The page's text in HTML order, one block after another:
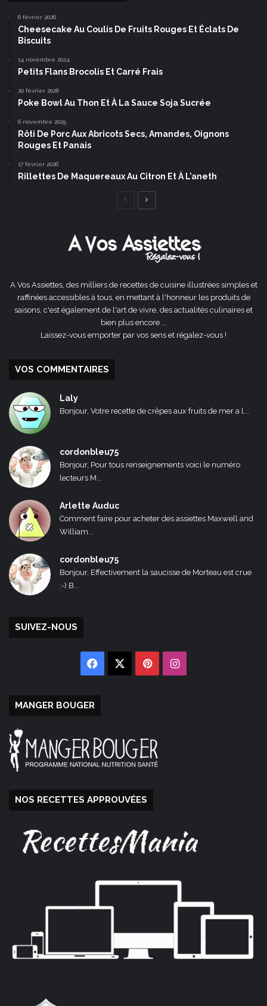
6 février 2026
Cheesecake Au Coulis De Fruits Rouges Et Éclats De
Biscuits
14 novembre 2024
Petits Flans Brocolis Et Carré Frais
20 février 2026
Poke Bowl Au Thon Et À La Sauce Soja Sucrée
6 novembre 2025
Rôti De Porc Aux Abricots Secs, Amandes, Oignons
Rouges Et Panais
17 février 2026
Rillettes De Maquereaux Au Citron Et À L’aneth
Page
A Vos Assiettes, des milliers de recettes de cuisine illustrées simples et
raffinées accessibles à tous, en mettant à l'honneur les produits de
saisons, c'est également de l'art de vivre, des actualités culinaires et
bien plus encore ...
Laissez-vous emporter par vos sens et régalez-vous !
VOS COMMENTAIRES
Laly
Bonjour, Votre recette de crêpes aux fruits de mer a l...
cordonbleu75
Bonjour, Pour tous renseignements voici le numéro
lecteurs M...
Arlette Auduc
Comment faire pour acheter des assiettes Maxwell and
William...
cordonbleu75
Bonjour, Effectivement la saucisse de Morteau est crue
:-) B...
SUIVEZ-NOUS
Facebook PinterestInstagram
MANGER BOUGER
NOS RECETTES APPROUVÉES